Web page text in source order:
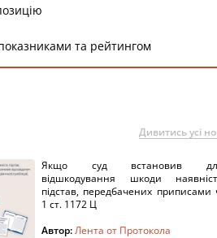
та рейтингом
Дивитись усі
Якщо суд встановив
відшкодування шкоди
підстав, передбачених приписами
1 ст. 1172 Ц
Автор:Лента от Протокола